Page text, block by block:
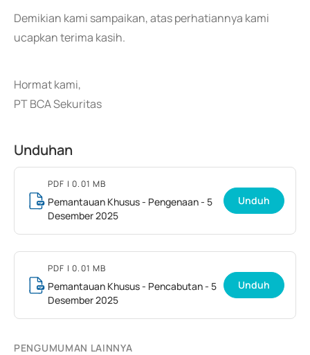
Demikian kami sampaikan, atas perhatiannya kami
ucapkan terima kasih.
Hormat kami,
PT BCA Sekuritas
Unduhan
PDF | 0.01 MB
Pemantauan Khusus - Pengenaan - 5
Desember 2025
Unduh
PDF | 0.01 MB
Pemantauan Khusus - Pencabutan - 5
Desember 2025
Unduh
PENGUMUMAN LAINNYA